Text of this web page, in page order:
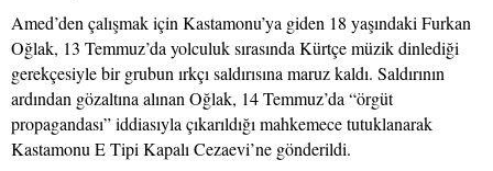
Amed’den çalışmak için Kastamonu’ya giden 18 yaşındaki Furkan
Oğlak, 13 Temmuz’da yolculuk sırasında Kürtçe müzik dinlediği
gerekçesiyle bir grubun ırkçı saldırısına maruz kaldı. Saldırının
ardından gözaltına alınan Oğlak, 14 Temmuz’da “örgüt
propagandası” iddiasıyla çıkarıldığı mahkemece tutuklanarak
Kastamonu E Tipi Kapalı Cezaevi’ne gönderildi.